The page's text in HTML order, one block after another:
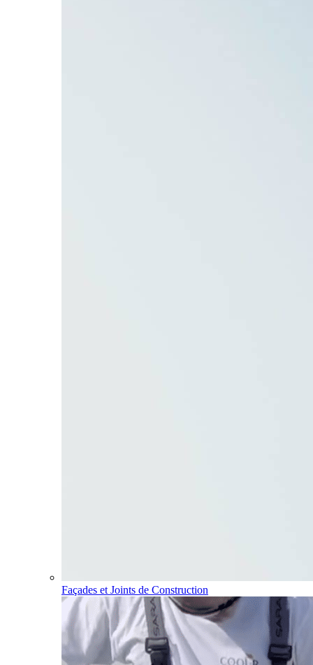
Façades et Joints de Construction